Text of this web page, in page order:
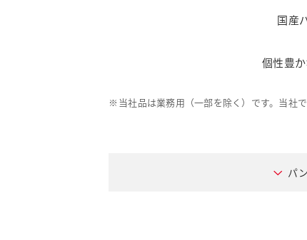
国産
個性豊
※ 当社品は業務用（一部を除く）です。当社
パ